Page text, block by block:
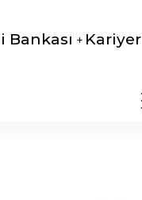
Bankası Kariyer